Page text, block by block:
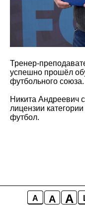
A A A
Тренер-
успешно прошёл
футбольного союза.
Никита Андреевич
лицензии
футбол.